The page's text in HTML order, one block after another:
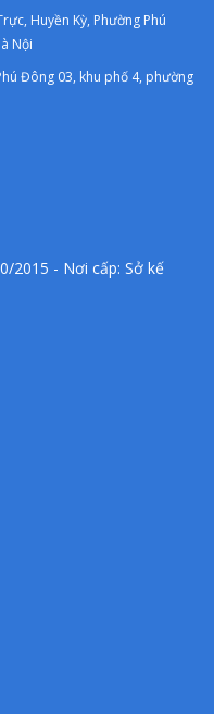
Huyền Kỳ, Phường Phú
Nội
Đông 03, khu phố 4, phường
2015 - Nơi cấp: Sở kế